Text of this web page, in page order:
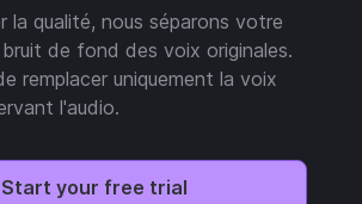
la qualité, nous séparons votre
de fond des voix originales.
remplacer uniquement la voix
l'audio.
Start your free trial